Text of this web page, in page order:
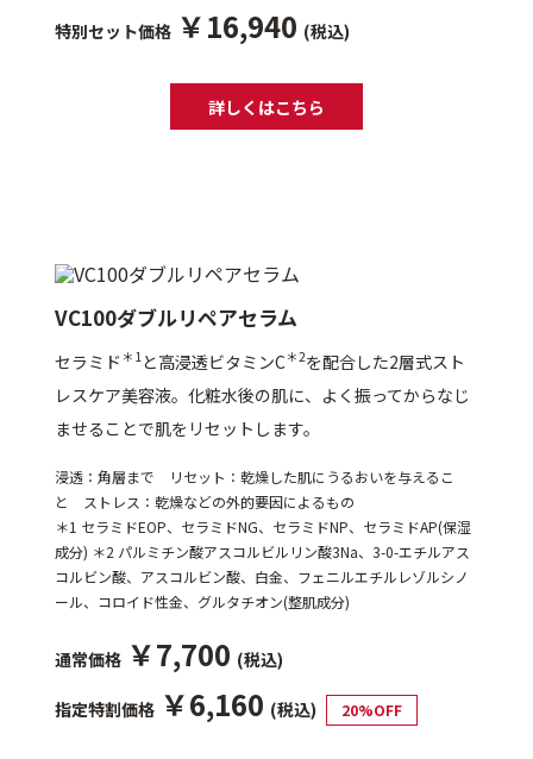
ショッピングガイド
お電話でもご注文いただけます
0120-371-217
特別セット価格 ￥16,940 (税込)
詳しくはこちら
VC100ダブルリペアセラム
セラミド ＊1と高浸透ビタミンC＊2を配合した2層式スト
レスケア美容液。化粧水後の肌に、よく振ってからなじ
ませることで肌をリセットします。
浸透：角層まで リセット：乾燥した肌にうるおいを与えるこ
と ストレス：乾燥などの外的要因によるもの
＊1 セラミドEOP、セラミドNG、セラミドNP、セラミドAP(保湿
成分) ＊2 パルミチン酸アスコルビルリン酸3Na、3-0-エチルアス
コルビン酸、アスコルビン酸、白金、フェニルエチルレゾルシノ
ール、コロイド性金、グルタチオン(整肌成分)
通常価格 ￥7,700 (税込)
指定特割価格 ￥6,160 (税込) 20%OFF